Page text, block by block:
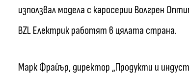
използвал модела с каросерии Волгрен
BZL Електрик работят в цялата страна.
Марк Фрайър, директор „Продукти и